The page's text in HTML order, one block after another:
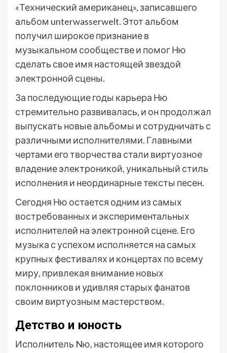
«Технический американец», записавшего
альбом unterwasserwelt. Этот альбом
получил широкое признание в
музыкальном сообществе и помог Ню
сделать свое имя настоящей звездой
электронной сцены.
За последующие годы карьера Ню
стремительно развивалась, и он продолжал
выпускать новые альбомы и сотрудничать с
различными исполнителями. Главными
чертами его творчества стали виртуозное
владение электроникой, уникальный стиль
исполнения и неординарные тексты песен.
Сегодня Ню остается одним из самых
востребованных и экспериментальных
исполнителей на электронной сцене. Его
музыка с успехом исполняется на самых
крупных фестивалях и концертах по всему
миру, привлекая внимание новых
поклонников и удивляя старых фанатов
своим виртуозным мастерством.
Детство и юность
Исполнитель Nю, настоящее имя которого